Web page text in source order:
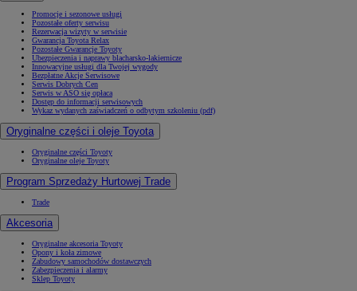
Promocje i sezonowe usługi
Pozostałe oferty serwisu
Rezerwacja wizyty w serwisie
Gwarancja Toyota Relax
Pozostałe Gwarancje Toyoty
Ubezpieczenia i naprawy blacharsko-lakiernicze
Innowacyjne usługi dla Twojej wygody
Bezpłatne Akcje Serwisowe
Serwis Dobrych Cen
Serwis w ASO się opłaca
Dostęp do informacji serwisowych
Wykaz wydanych zaświadczeń o odbytym szkoleniu (pdf)
Oryginalne części i oleje Toyota
Oryginalne części Toyoty
Oryginalne oleje Toyoty
Program Sprzedaży Hurtowej Trade
Trade
Akcesoria
Oryginalne akcesoria Toyoty
Opony i koła zimowe
Zabudowy samochodów dostawczych
Zabezpieczenia i alarmy
Sklep Toyoty